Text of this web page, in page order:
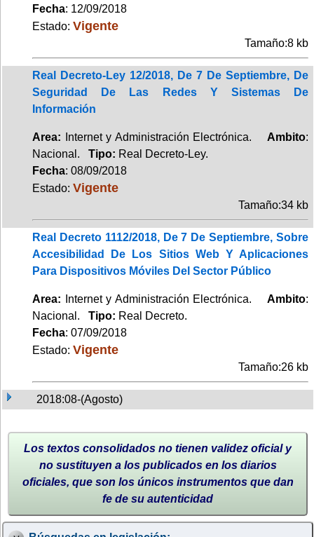
Fecha: 12/09/2018
Estado: Vigente
Tamaño:8 kb
Real Decreto-Ley 12/2018, De 7 De Septiembre, De
Seguridad De Las Redes Y Sistemas De
Información
Area: Internet y Administración Electrónica. Ambito:
Nacional. Tipo: Real Decreto-Ley.
Fecha: 08/09/2018
Estado: Vigente
Tamaño:34 kb
Real Decreto 1112/2018, De 7 De Septiembre, Sobre
Accesibilidad De Los Sitios Web Y Aplicaciones
Para Dispositivos Móviles Del Sector Público
Area: Internet y Administración Electrónica. Ambito:
Nacional. Tipo: Real Decreto.
Fecha: 07/09/2018
Estado: Vigente
Tamaño:26 kb
2018:08-(Agosto)
Los textos consolidados no tienen validez oficial y
no sustituyen a los publicados en los diarios
oficiales, que son los únicos instrumentos que dan
fe de su autenticidad